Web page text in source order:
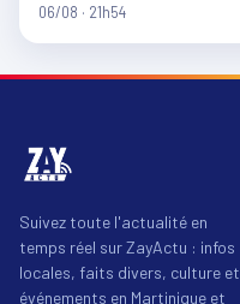
06/08 · 21h54
Suivez toute l'actualité en
temps réel sur ZayActu : infos
locales, faits divers, culture et
événements en Martinique et